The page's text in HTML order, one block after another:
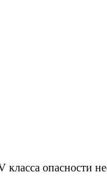
опасности